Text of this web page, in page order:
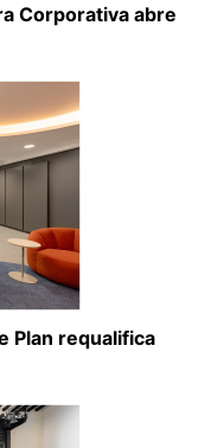
Corporativa abre
Plan requalifica